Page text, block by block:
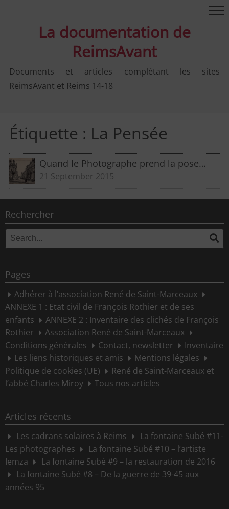
La documentation de
ReimsAvant
Documents et articles complétant les sites
ReimsAvant et Reims 14-18
Étiquette : La Pensée
Quand le Photographe prend la pose…
21 September 2015
Rechercher
Search
for:
Pages
Adhérer à l’association René de Saint-Marceaux
ANNEXE 1 : Etat civil de François Rothier et de ses
enfants
ANNEXE 2 : Inventaire des clichés de François
Rothier
Association René de Saint-Marceaux
Conditions générales
Contact, newsletter
Inventaire
Les liens historiques et amis
Mentions légales
Politique de cookies (UE)
René de Saint-Marceaux et
l’abbé Charles Miroy
Tous nos articles
Articles récents
Les cadrans solaires à Reims
La fontaine Subé #11-
Les photographes
La fontaine Subé #10 – l’artiste
Iemza
La fontaine Subé #9 – la restauration de 2016
La fontaine Subé #8 – De la guerre de 39-45 aux
années 95